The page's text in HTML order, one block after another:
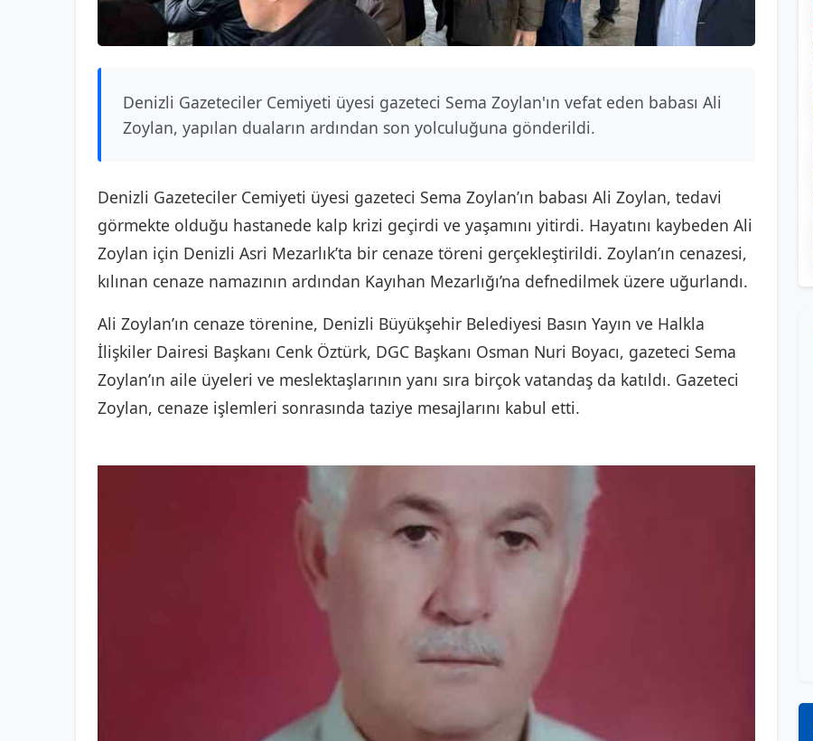
Denizli Gazeteciler Cemiyeti üyesi gazeteci Sema Zoylan'ın vefat eden babası Ali
Zoylan, yapılan duaların ardından son yolculuğuna gönderildi.
Denizli Gazeteciler Cemiyeti üyesi gazeteci Sema Zoylan’ın babası Ali Zoylan, tedavi
görmekte olduğu hastanede kalp krizi geçirdi ve yaşamını yitirdi. Hayatını kaybeden Ali
Zoylan için Denizli Asri Mezarlık’ta bir cenaze töreni gerçekleştirildi. Zoylan’ın cenazesi,
kılınan cenaze namazının ardından Kayıhan Mezarlığı’na defnedilmek üzere uğurlandı.
Ali Zoylan’ın cenaze törenine, Denizli Büyükşehir Belediyesi Basın Yayın ve Halkla
İlişkiler Dairesi Başkanı Cenk Öztürk, DGC Başkanı Osman Nuri Boyacı, gazeteci Sema
Zoylan’ın aile üyeleri ve meslektaşlarının yanı sıra birçok vatandaş da katıldı. Gazeteci
Zoylan, cenaze işlemleri sonrasında taziye mesajlarını kabul etti.